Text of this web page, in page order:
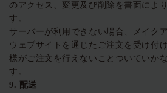
のアクセス、変更及び削除を書面によ
す。
サーバーが利用できない場合、メイク
ウェブサイトを通じたご注文を受け付
様がご注文を行えないことついていか
す。
9. 配送